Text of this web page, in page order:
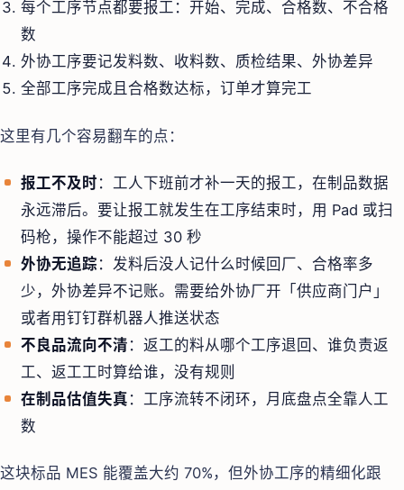
每个工序节点都要报工：开始、完成、合格数、不合格
数
外协工序要记发料数、收料数、质检结果、外协差异
全部工序完成且合格数达标，订单才算完工
这里有几个容易翻车的点：
报工不及时 ：工人下班前才补一天的报工，在制品数据
永远滞后。要让报工就发生在工序结束时，用 Pad 或扫
码枪，操作不能超过 30 秒
外协无追踪 ：发料后没人记什么时候回厂、合格率多
少，外协差异不记账。需要给外协厂开「供应商门户」
或者用钉钉群机器人推送状态
不良品流向不清 ：返工的料从哪个工序退回、谁负责返
工、返工工时算给谁，没有规则
在制品估值失真 ：工序流转不闭环，月底盘点全靠人工
数
这块标品 MES 能覆盖大约 70%，但外协工序的精细化跟